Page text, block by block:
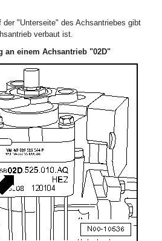
der "Unterseite" des Achsantriebes gibt
verbaut ist.
an einem Achsantrieb "02D"